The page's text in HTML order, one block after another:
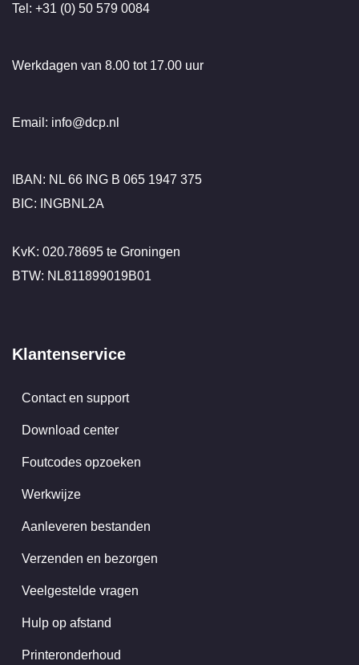
Tel: +31 (0) 50 579 0084
Werkdagen van 8.00 tot 17.00 uur
Email: info@dcp.nl
IBAN: NL 66 ING B 065 1947 375
BIC: INGBNL2A
KvK: 020.78695 te Groningen
BTW: NL811899019B01
Klantenservice
Contact en support
Download center
Foutcodes opzoeken
Werkwijze
Aanleveren bestanden
Verzenden en bezorgen
Veelgestelde vragen
Hulp op afstand
Printeronderhoud